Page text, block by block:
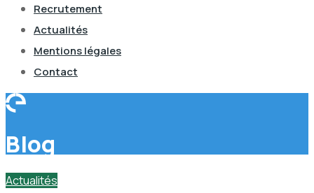
Recrutement
Actualités
Mentions légales
Contact
Blog
Actualités